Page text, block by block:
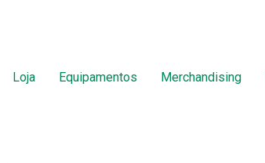
Loja Equipamentos Merchandising